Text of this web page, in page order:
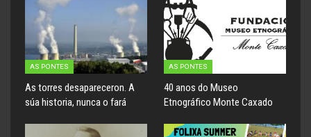
AS PONTES
As torres desapareceron. A
súa historia, nunca o fará
AS PONTES
40 anos do Museo
Etnográfico Monte Caxado